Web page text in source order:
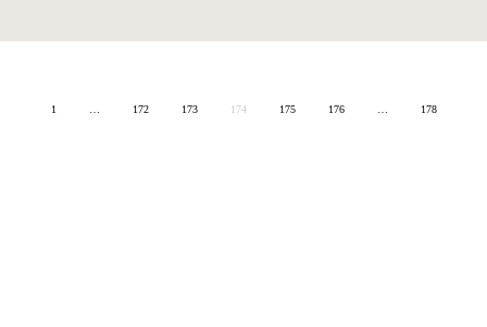
1 172 173 174 175 176 178